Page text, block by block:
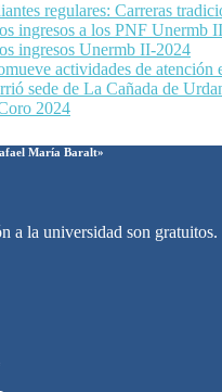
regulares: Carreras
ingresos a los PNF Unermb
ingresos Unermb II-2024
actividades de atención
sede de La Cañada de
2024
María Baralt»
a la universidad son gratuitos.